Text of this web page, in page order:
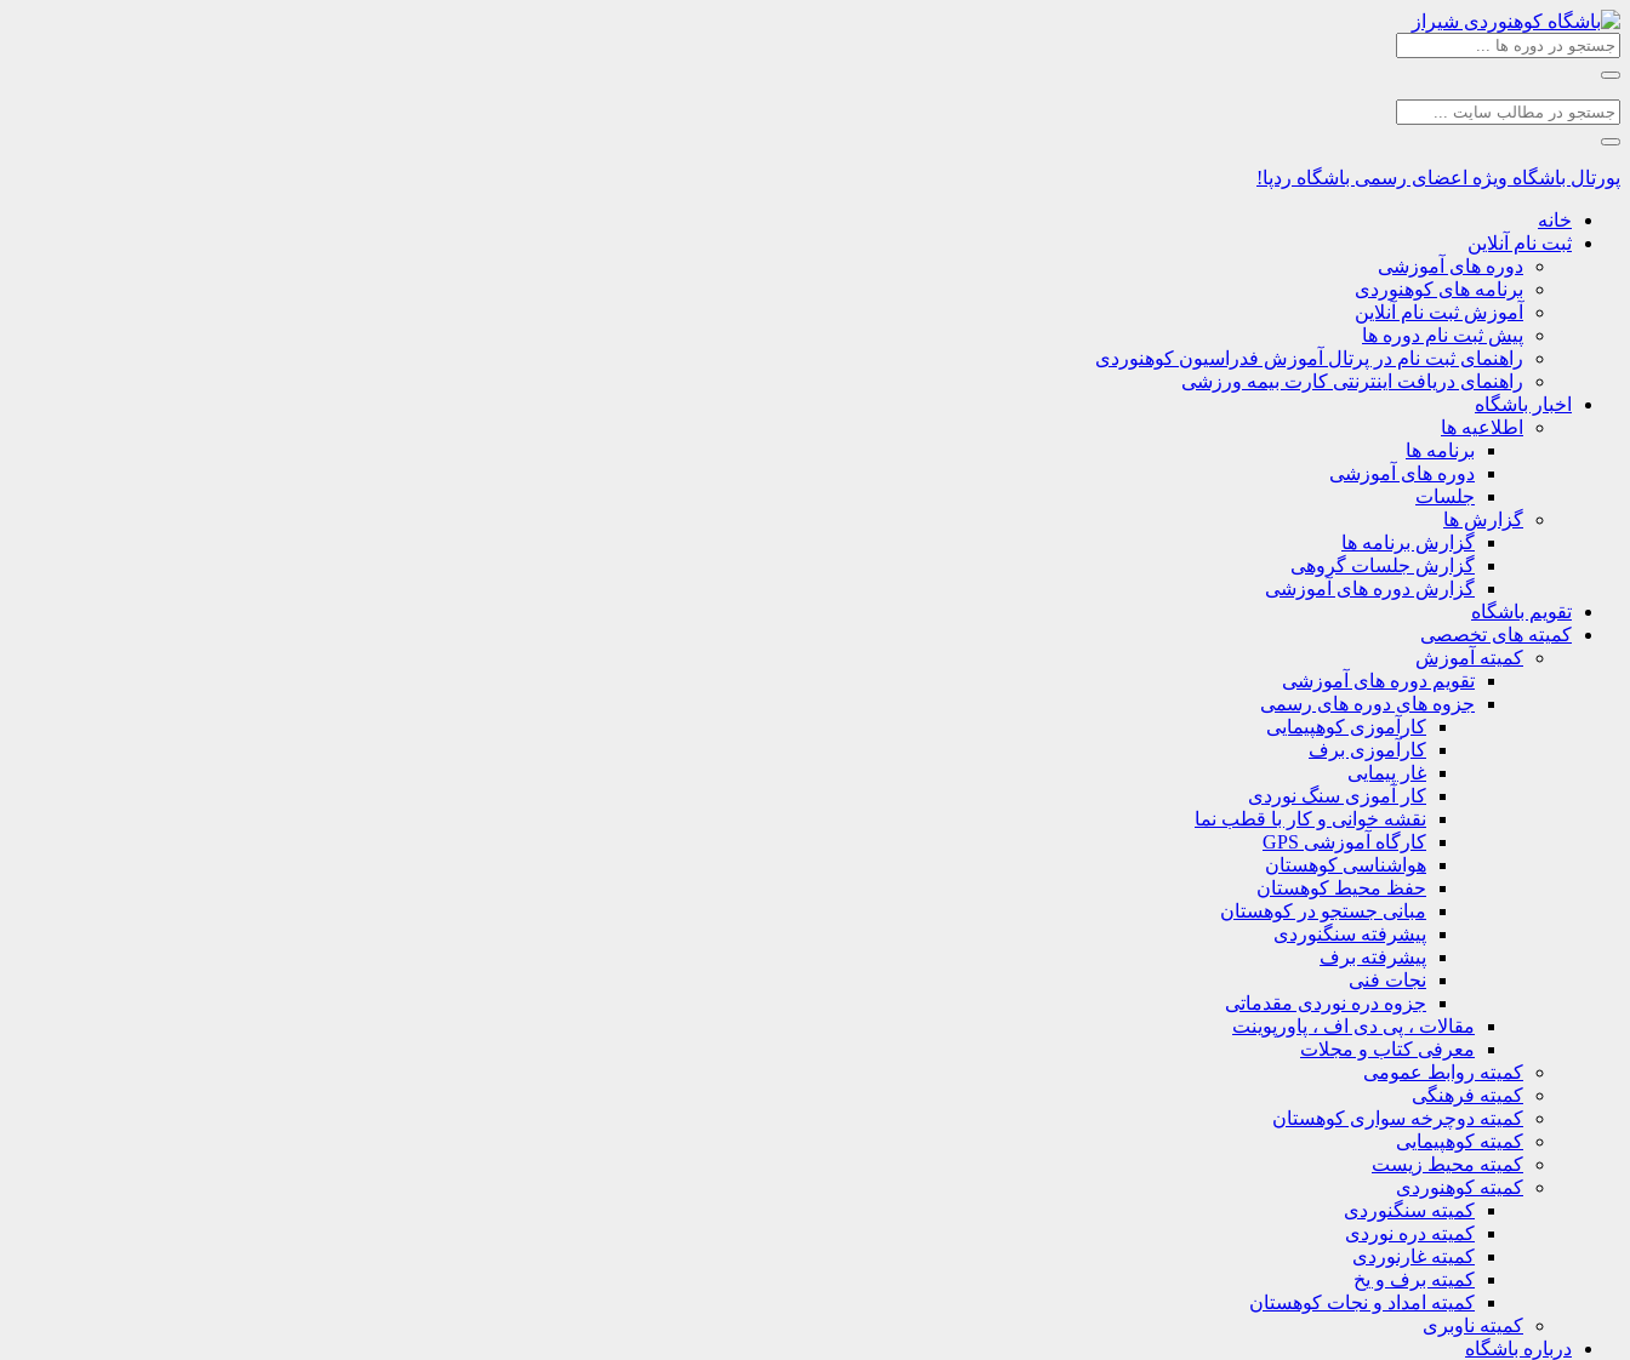
پورتال باشگاه ویژه اعضای رسمی باشگاه ردپا!
خانه
ثبت نام آنلاین
دوره های آموزشی
برنامه های کوهنوردی
آموزش ثبت نام آنلاین
پیش ثبت نام دوره ها
راهنمای ثبت نام در پرتال آموزش فدراسیون کوهنوردی
راهنمای دریافت اینترنتی کارت بیمه ورزشی
اخبار باشگاه
اطلاعیه ها
برنامه ها
دوره های آموزشی
جلسات
گزارش ها
گزارش برنامه ها
گزارش جلسات گروهی
گزارش دوره های آموزشی
تقویم باشگاه
کمیته های تخصصی
کمیته آموزش
تقویم دوره های آموزشی
جزوه های دوره های رسمی
کارآموزی کوهپیمایی
کارآموزی برف
غار پیمایی
کار آموزی سنگ نوردی
نقشه خوانی و کار با قطب نما
کارگاه آموزشی GPS
هواشناسی کوهستان
حفظ محیط کوهستان
مبانی جستجو در کوهستان
پیشرفته سنگنوردی
پیشرفته برف
نجات فنی
جزوه دره نوردی مقدماتی
مقالات ، پی دی اف ، پاورپوینت
معرفی کتاب و مجلات
کمیته روابط عمومی
کمیته فرهنگی
کمیته دوچرخه سواری کوهستان
کمیته کوهپیمایی
کمیته محیط زیست
کمیته کوهنوردی
کمیته سنگنوردی
کمیته دره نوردی
کمیته غارنوردی
کمیته برف و یخ
کمیته امداد و نجات کوهستان
کمیته ناوبری
درباره باشگاه